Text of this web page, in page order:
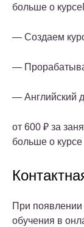
больше о
— Создаем
—
— Английский
от 600 ₽ за
больше о курсе
При появлении
обучения в